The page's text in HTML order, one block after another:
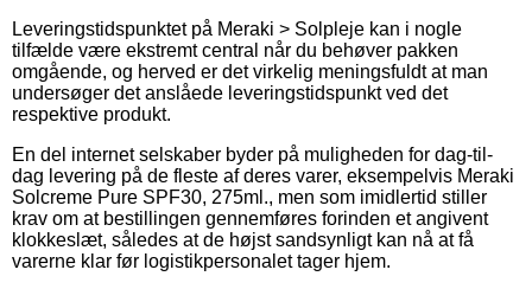
Leveringstidspunktet på Meraki > Solpleje kan i nogle
tilfælde være ekstremt central når du behøver pakken
omgående, og herved er det virkelig meningsfuldt at man
undersøger det anslåede leveringstidspunkt ved det
respektive produkt.
En del internet selskaber byder på muligheden for dag-til-
dag levering på de fleste af deres varer, eksempelvis Meraki
Solcreme Pure SPF30, 275ml., men som imidlertid stiller
krav om at bestillingen gennemføres forinden et angivent
klokkeslæt, således at de højst sandsynligt kan nå at få
varerne klar før logistikpersonalet tager hjem.